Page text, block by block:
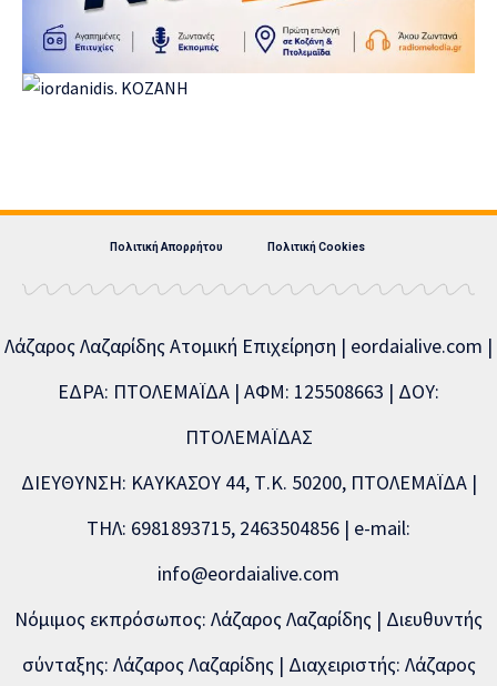
Πολιτική Απορρήτου Πολιτική Cookies
Λάζαρος Λαζαρίδης Ατομική Επιχείρηση | eordaialive.com |
ΕΔΡΑ: ΠΤΟΛΕΜΑΪΔΑ | ΑΦΜ: 125508663 | ΔΟΥ:
ΠΤΟΛΕΜΑΪΔΑΣ
ΔΙΕΥΘΥΝΣΗ: ΚΑΥΚΑΣΟΥ 44, Τ.Κ. 50200, ΠΤΟΛΕΜΑΪΔΑ |
ΤΗΛ: 6981893715, 2463504856 | e-mail:
info@eordaialive.com
Νόμιμος εκπρόσωπος: Λάζαρος Λαζαρίδης | Διευθυντής
σύνταξης: Λάζαρος Λαζαρίδης | Διαχειριστής: Λάζαρος